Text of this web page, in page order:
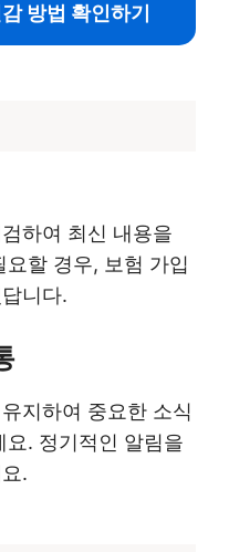
방법 확인하기
하여 최신 내용을
할 경우, 보험 가입
니다.
지하여 중요한 소식
. 정기적인 알림을
.